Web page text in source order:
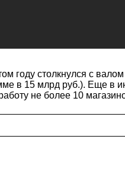
году столкнулся с
в 15 млрд руб.). Еще в
не более 10